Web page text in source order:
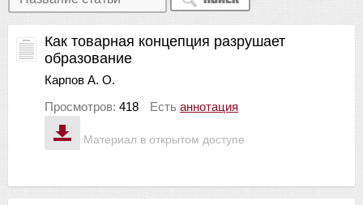
Материал в открытом доступе
Как товарная концепция разрушает
образование
Карпов А. О.
Просмотров: 418 Есть аннотация